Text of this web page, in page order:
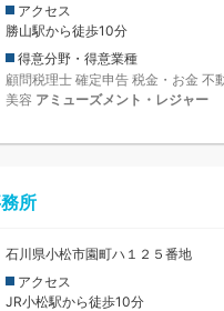
アクセス
勝山駅から徒歩10分
得意分野・得意業種
顧問税理士 確定申告 税金・お金 不
美容 アミューズメント・レジャー
所
石川県小松市園町ハ１２５番地
アクセス
JR小松駅から徒歩10分